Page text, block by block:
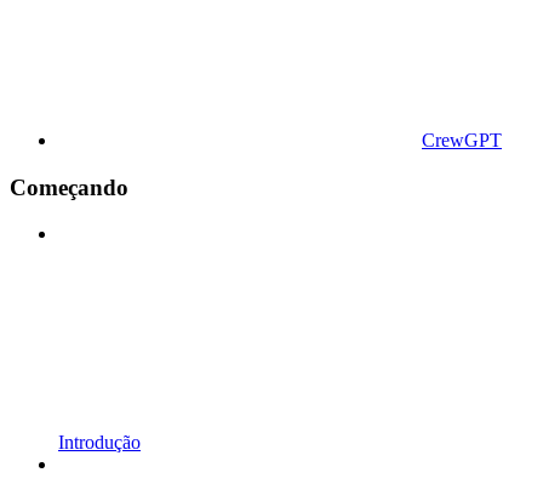
CrewGPT
Começando
Introdução